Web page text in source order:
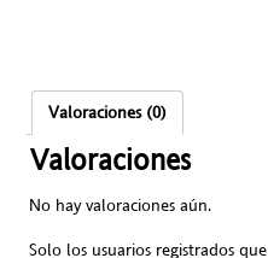
Valoraciones (0)
Valoraciones
No hay valoraciones aún.
Solo los usuarios registrados